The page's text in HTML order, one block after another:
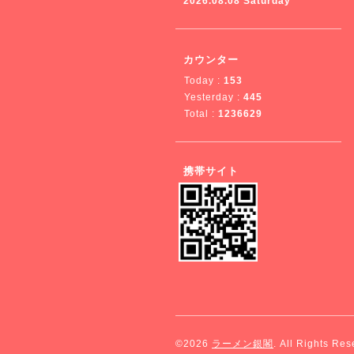
カウンター
Today : 153
Yesterday : 445
Total : 1236629
携帯サイト
©2026 ラーメン銀閣 . All Rights